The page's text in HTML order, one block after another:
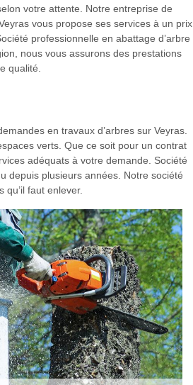
votre attente. Notre entreprise de
vous propose ses services à un prix
professionnelle en abattage d’arbre
nous vous assurons des prestations
qualité.
en travaux d’arbres sur Veyras.
verts. Que ce soit pour un contrat
adéquats à votre demande. Société
depuis plusieurs années. Notre société
faut enlever.